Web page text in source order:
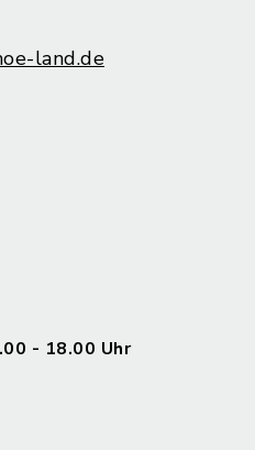
land.de
- 18.00 Uhr